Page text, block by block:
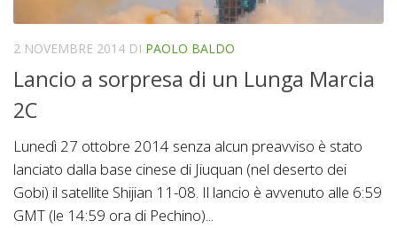
2 NOVEMBRE 2014 DI PAOLO BALDO
Lancio a sorpresa di un Lunga Marcia
2C
Lunedì 27 ottobre 2014 senza alcun preavviso è stato
lanciato dalla base cinese di Jiuquan (nel deserto dei
Gobi) il satellite Shijian 11-08. Il lancio è avvenuto alle 6:59
GMT (le 14:59 ora di Pechino)...